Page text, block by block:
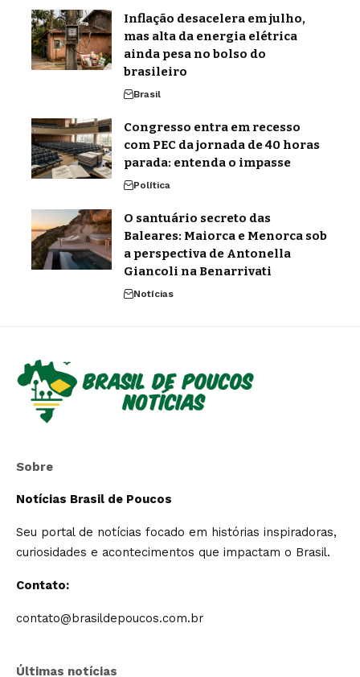
Inflação desacelera em julho,
mas alta da energia elétrica
ainda pesa no bolso do
brasileiro
Brasil
Congresso entra em recesso
com PEC da jornada de 40 horas
parada: entenda o impasse
Política
O santuário secreto das
Baleares: Maiorca e Menorca sob
a perspectiva de Antonella
Giancoli na Benarrivati
Notícias
Sobre
Notícias Brasil de Poucos
Seu portal de notícias focado em histórias inspiradoras,
curiosidades e acontecimentos que impactam o Brasil.
Contato:
contato@brasildepoucos.com.br
Últimas notícias